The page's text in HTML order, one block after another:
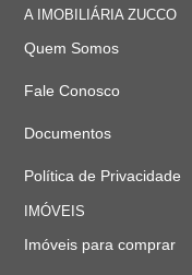
A IMOBILIÁRIA ZUCCO
Quem Somos
Fale Conosco
Documentos
Política de Privacidade
IMÓVEIS
Imóveis para comprar